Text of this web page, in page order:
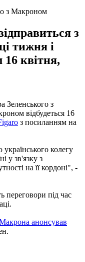
з
тижня і
16 квітня,
Зеленського з
відбудеться 16
з посиланням на
колегу
у зв'язку з
на її кордоні", -
переговори під час
Макрона анонсував